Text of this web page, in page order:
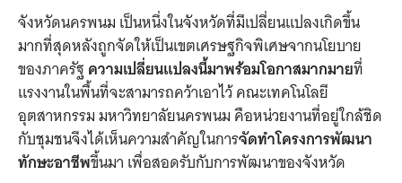
จังหวัดนครพนม เป็นหนึ่งในจังหวัดที่มีเปลี่ยนแปลงเกิดขึ้น
มากที่สุดหลังถูกจัดให้เป็นเขตเศรษฐกิจพิเศษจากนโยบาย
ของภาครัฐความเปลี่ยนแปลงนี้มาพร้อมโอกาสมากมายที่
แรงงานในพื้นที่จะสามารถคว้าเอาไว้ คณะเทคโนโลยี
อุตสาหกรรม มหาวิทยาลัยนครพนม คือหน่วยงานที่อยู่ใกล้ชิด
กับชุมชนจึงได้เห็นความสำคัญในการจัดทำโครงการพัฒนา
ทักษะอาชีพขึ้นมา เพื่อสอดรับกับการพัฒนาของจังหวัด